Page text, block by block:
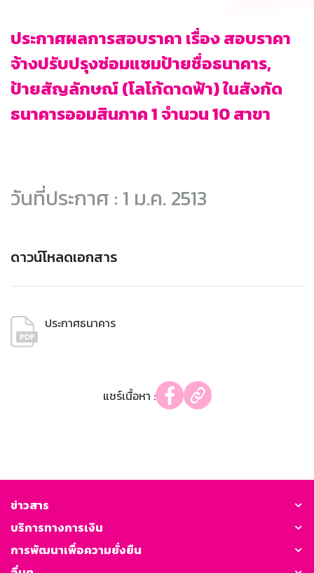
ประกาศผลการสอบราคา เรื่อง สอบราคา
จ้างปรับปรุงซ่อมแซมป้ายชื่อธนาคาร,
ป้ายสัญลักษณ์ (โลโก้ดาดฟ้า) ในสังกัด
ธนาคารออมสินภาค 1 จำนวน 10 สาขา
วันที่ประกาศ : 1 ม.ค. 2513
ดาวน์โหลดเอกสาร
ประกาศธนาคาร
แชร์เนื้อหา :
ข่าวสาร
บริการทางการเงิน
การพัฒนาเพื่อความยั่งยืน